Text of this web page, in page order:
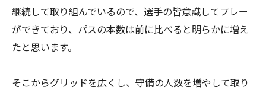
継続して取り組んでいるので、選手の皆意識してプレー
ができており、パスの本数は前に比べると明らかに増え
たと思います。
そこからグリッドを広くし、守備の人数を増やして取り